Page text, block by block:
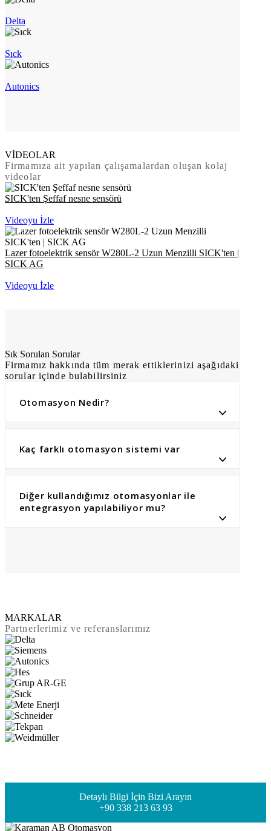
Delta
Sıck
Autonics
VİDEOLAR
Firmamıza ait yapılan çalışamalardan oluşan kolaj
videolar
SICK'ten Şeffaf nesne sensörü
Videoyu İzle
Lazer fotoelektrik sensör W280L-2 Uzun Menzilli SICK'ten |
SICK AG
Videoyu İzle
Sık Sorulan Sorular
Firmamız hakkında tüm merak ettiklerinizi aşağıdaki
sorular içinde bulabilirsiniz
Otomasyon Nedir?
Kaç farklı otomasyon sistemi var
Diğer kullandığımız otomasyonlar ile
entegrasyon yapılabiliyor mu?
MARKALAR
Partnerlerimiz ve referanslarımız
Detaylı Bilgi İçin Bizi Arayın
+90 338 213 63 93